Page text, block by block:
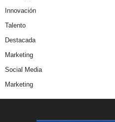
Innovación
Talento
Destacada
Marketing
Social Media
Marketing